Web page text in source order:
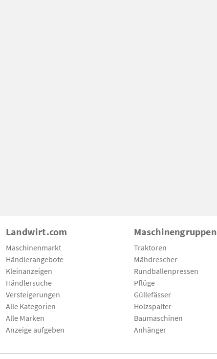
Landwirt.com
Maschinenmarkt
Händlerangebote
Kleinanzeigen
Händlersuche
Versteigerungen
Alle Kategorien
Alle Marken
Anzeige aufgeben
Maschinengruppen
Traktoren
Mähdrescher
Rundballenpressen
Pflüge
Güllefässer
Holzspalter
Baumaschinen
Anhänger